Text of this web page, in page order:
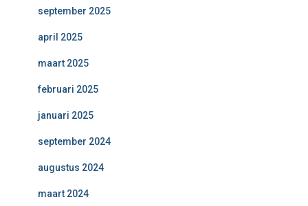
september 2025
april 2025
maart 2025
februari 2025
januari 2025
september 2024
augustus 2024
maart 2024